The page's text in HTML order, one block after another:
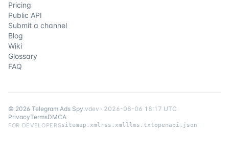
Pricing
Public API
Submit a channel
Blog
Wiki
Glossary
FAQ
© 2026 Telegram Ads Spy.vdev · 2026-08-06 18:17 UTC
PrivacyTermsDMCA
FOR DEVELOPERSsitemap.xml rss.xmlllms.txtopenapi.json